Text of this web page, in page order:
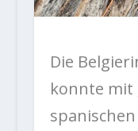
Die
konnte mit